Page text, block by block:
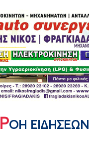
ΡΟΗ ΕΙΔΗΣΕΩΝ